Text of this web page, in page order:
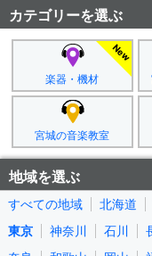
カテゴリーを選ぶ
楽器・機材
宮城の音楽教室
地域を選ぶ
すべての地域 北海道
東京
神奈川 石川